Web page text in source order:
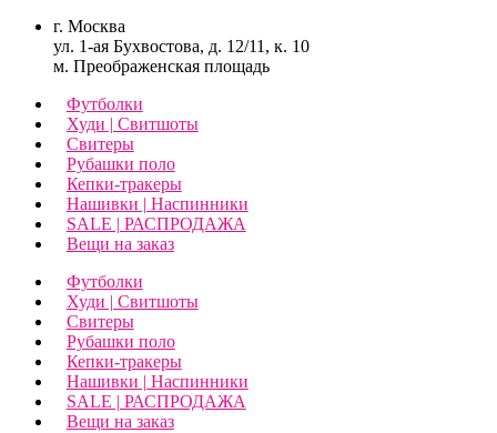
г. Москва
ул. 1-ая Бухвостова, д. 12/11, к. 10
м. Преображенская площадь
Футболки
Худи | Свитшоты
Свитеры
Рубашки поло
Кепки-тракеры
Нашивки | Наспинники
SALE | РАСПРОДАЖА
Вещи на заказ
Футболки
Худи | Свитшоты
Свитеры
Рубашки поло
Кепки-тракеры
Нашивки | Наспинники
SALE | РАСПРОДАЖА
Вещи на заказ